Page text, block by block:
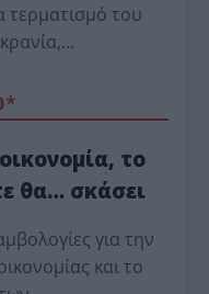
τερματισμό του
το
θα… σκάσει
για την
και το